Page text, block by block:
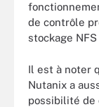
de contrôle
stockage
Il est à noter
Nutanix a
possibilité de